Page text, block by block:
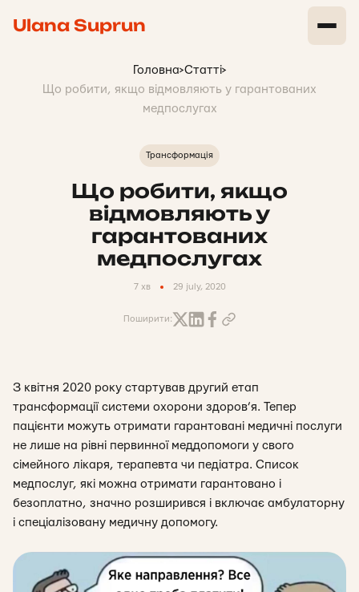
Ulana Suprun
Головна>Статті>
Що робити, якщо відмовляють у гарантованих
медпослугах
Трансформація
Що робити, якщо
відмовляють у
гарантованих
медпослугах
7 хв 29 july, 2020
Поширити:
З квітня 2020 року стартував другий етап
трансформації системи охорони здоров’я. Тепер
пацієнти можуть отримати гарантовані медичні послуги
не лише на рівні первинної меддопомоги у свого
сімейного лікаря, терапевта чи педіатра. Список
медпослуг, які можна отримати гарантовано і
безоплатно, значно розширився і включає амбулаторну
і спеціалізовану медичну допомогу.